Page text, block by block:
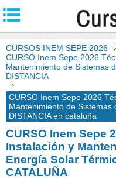
CURSOS INEM SEPE 2026
CURSO Inem Sepe 2026
Mantenimiento de Sistemas
DISTANCIA
CURSO Inem Sepe 2026
Mantenimiento de
DISTANCIA en cataluña
CURSO Inem Sepe
Instalación y
Energía Solar
CATALUÑA